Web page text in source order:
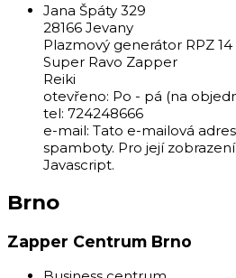
Jana Špáty 329
28166 Jevany
Plazmový generátor RPZ 14
Super Ravo Zapper
Reiki
otevřeno: Po - pá (na
tel: 724248666
e-mail: Tato e-mailová
spamboty. Pro její
Javascript.
Brno
Zapper Centrum Brno